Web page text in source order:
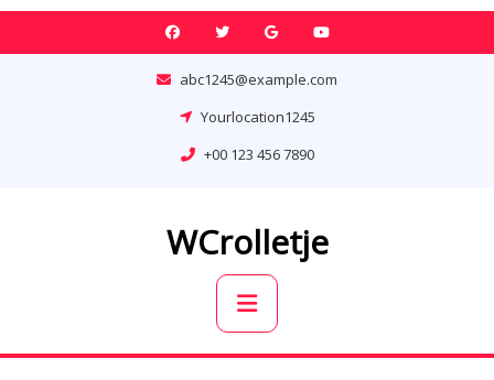
Skip
abc1245@example.com
Yourlocation1245
+00 123 456 7890
WCrolletje
Primary
Menu